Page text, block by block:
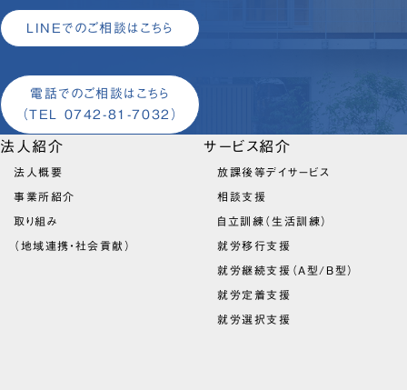
LINEでのご相談はこちら
電話でのご相談はこちら
（TEL 0742-81-7032）
法人紹介
法人概要
事業所紹介
取り組み
（地域連携・社会貢献）
サービス紹介
放課後等デイサービス
相談支援
自立訓練（生活訓練）
就労移行支援
就労継続支援（A型/B型）
就労定着支援
就労選択支援